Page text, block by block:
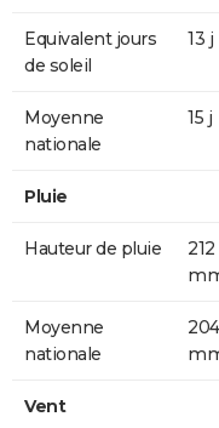
Equivalent jours
de soleil
13 j
Moyenne
nationale
15 j
Pluie
Hauteur de pluie
212
Moyenne
nationale
204
Vent